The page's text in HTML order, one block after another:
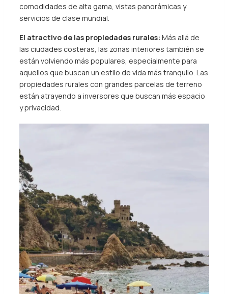
comodidades de alta gama, vistas panorámicas y
servicios de clase mundial.
El atractivo de las propiedades rurales: Más allá de
las ciudades costeras, las zonas interiores también se
están volviendo más populares, especialmente para
aquellos que buscan un estilo de vida más tranquilo. Las
propiedades rurales con grandes parcelas de terreno
están atrayendo a inversores que buscan más espacio
y privacidad.